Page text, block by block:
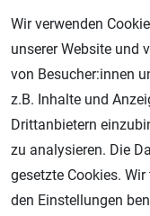
Wir verwenden
unserer Website und
von Besucher:innen
z.B. Inhalte und
Drittanbietern
zu analysieren. Die
gesetzte Cookies.
den Einstellungen